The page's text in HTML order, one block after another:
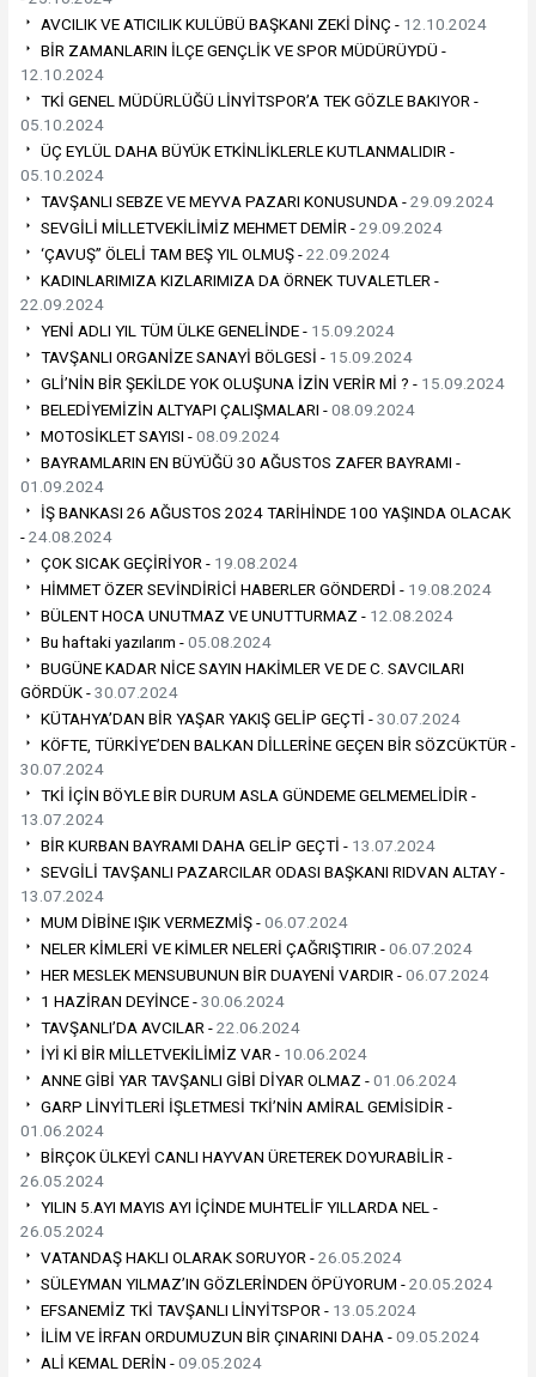
AVCILIK VE ATICILIK KULÜBÜ BAŞKANI ZEKİ DİNÇ - 12.10.2024
BİR ZAMANLARIN İLÇE GENÇLİK VE SPOR MÜDÜRÜYDÜ -
12.10.2024
TKİ GENEL MÜDÜRLÜĞÜ LİNYİTSPOR’A TEK GÖZLE BAKIYOR -
05.10.2024
ÜÇ EYLÜL DAHA BÜYÜK ETKİNLİKLERLE KUTLANMALIDIR -
05.10.2024
TAVŞANLI SEBZE VE MEYVA PAZARI KONUSUNDA -29.09.2024
SEVGİLİ MİLLETVEKİLİMİZ MEHMET DEMİR -29.09.2024
‘ÇAVUŞ” ÖLELİ TAM BEŞ YIL OLMUŞ -22.09.2024
KADINLARIMIZA KIZLARIMIZA DA ÖRNEK TUVALETLER -
22.09.2024
YENİ ADLI YIL TÜM ÜLKE GENELİNDE - 15.09.2024
TAVŞANLI ORGANİZE SANAYİ BÖLGESİ - 15.09.2024
GLİ’NİN BİR ŞEKİLDE YOK OLUŞUNA İZİN VERİR Mİ ? - 15.09.2024
BELEDİYEMİZİN ALTYAPI ÇALIŞMALARI -08.09.2024
MOTOSİKLET SAYISI -08.09.2024
BAYRAMLARIN EN BÜYÜĞÜ 30 AĞUSTOS ZAFER BAYRAMI -
01.09.2024
İŞ BANKASI 26 AĞUSTOS 2024 TARİHİNDE 100 YAŞINDA OLACAK
-24.08.2024
ÇOK SICAK GEÇİRİYOR - 19.08.2024
HİMMET ÖZER SEVİNDİRİCİ HABERLER GÖNDERDİ - 19.08.2024
BÜLENT HOCA UNUTMAZ VE UNUTTURMAZ - 12.08.2024
Bu haftaki yazılarım -05.08.2024
BUGÜNE KADAR NİCE SAYIN HAKİMLER VE DE C. SAVCILARI
GÖRDÜK -30.07.2024
KÜTAHYA’DAN BİR YAŞAR YAKIŞ GELİP GEÇTİ -30.07.2024
KÖFTE, TÜRKİYE’DEN BALKAN DİLLERİNE GEÇEN BİR SÖZCÜKTÜR -
30.07.2024
TKİ İÇİN BÖYLE BİR DURUM ASLA GÜNDEME GELMEMELİDİR -
13.07.2024
BİR KURBAN BAYRAMI DAHA GELİP GEÇTİ - 13.07.2024
SEVGİLİ TAVŞANLI PAZARCILAR ODASI BAŞKANI RIDVAN ALTAY -
13.07.2024
MUM DİBİNE IŞIK VERMEZMİŞ -06.07.2024
NELER KİMLERİ VE KİMLER NELERİ ÇAĞRIŞTIRIR -06.07.2024
HER MESLEK MENSUBUNUN BİR DUAYENİ VARDIR -06.07.2024
1 HAZİRAN DEYİNCE -30.06.2024
TAVŞANLI’DA AVCILAR -22.06.2024
İYİ Kİ BİR MİLLETVEKİLİMİZ VAR - 10.06.2024
ANNE GİBİ YAR TAVŞANLI GİBİ DİYAR OLMAZ -01.06.2024
GARP LİNYİTLERİ İŞLETMESİ TKİ’NİN AMİRAL GEMİSİDİR -
01.06.2024
BİRÇOK ÜLKEYİ CANLI HAYVAN ÜRETEREK DOYURABİLİR -
26.05.2024
YILIN 5.AYI MAYIS AYI İÇİNDE MUHTELİF YILLARDA NEL -
26.05.2024
VATANDAŞ HAKLI OLARAK SORUYOR -26.05.2024
SÜLEYMAN YILMAZ’IN GÖZLERİNDEN ÖPÜYORUM -20.05.2024
EFSANEMİZ TKİ TAVŞANLI LİNYİTSPOR - 13.05.2024
İLİM VE İRFAN ORDUMUZUN BİR ÇINARINI DAHA -09.05.2024
ALİ KEMAL DERİN -09.05.2024